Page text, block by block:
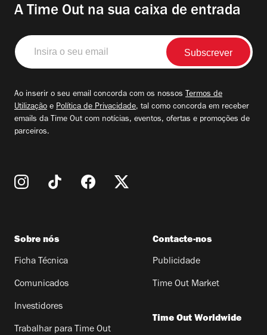
A Time Out na sua caixa de entrada
Insira
o
seu
Ao inserir o seu email concorda com os nossos Termos de
Utilização e Política de Privacidade, tal como concorda em receber
emails da Time Out com notícias, eventos, ofertas e promoções de
parceiros.
Sobre nós
Ficha Técnica
Comunicados
Investidores
Trabalhar para Time Out
Contacte-nos
Publicidade
Time Out Market
Time Out Worldwide